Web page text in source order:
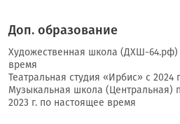
Доп. образование
Художественная школа (ДХШ-64.рф)
время
Театральная студия «Ирбис» с 2024
Музыкальная школа (Центральная)
2023 г. по настоящее время